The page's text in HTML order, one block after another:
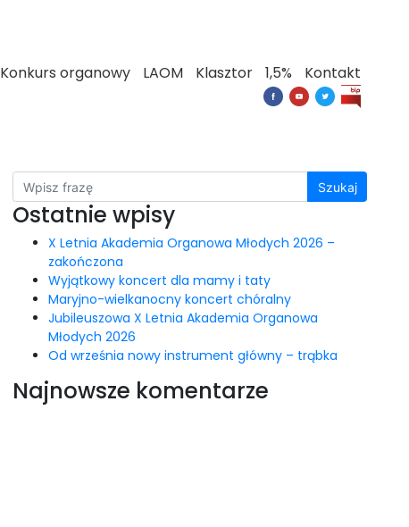
Konkurs organowy LAOM Klasztor 1,5% Kontakt
Szukaj
Ostatnie wpisy
X Letnia Akademia Organowa Młodych 2026 –
zakończona
Wyjątkowy koncert dla mamy i taty
Maryjno-wielkanocny koncert chóralny
Jubileuszowa X Letnia Akademia Organowa
Młodych 2026
Od września nowy instrument główny – trąbka
Najnowsze komentarze